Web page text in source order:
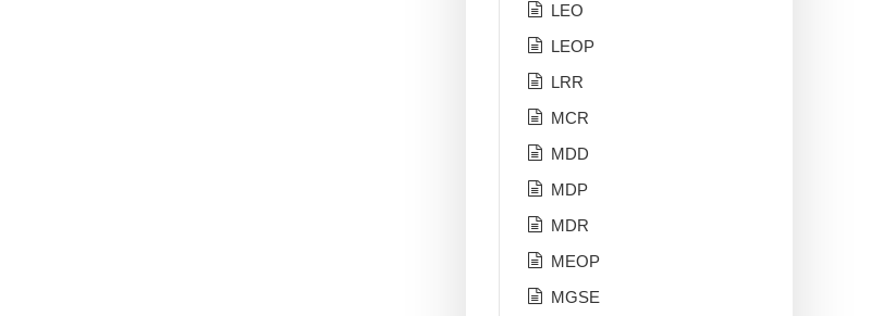
LEO
LEOP
LRR
MCR
MDD
MDP
MDR
MEOP
MGSE